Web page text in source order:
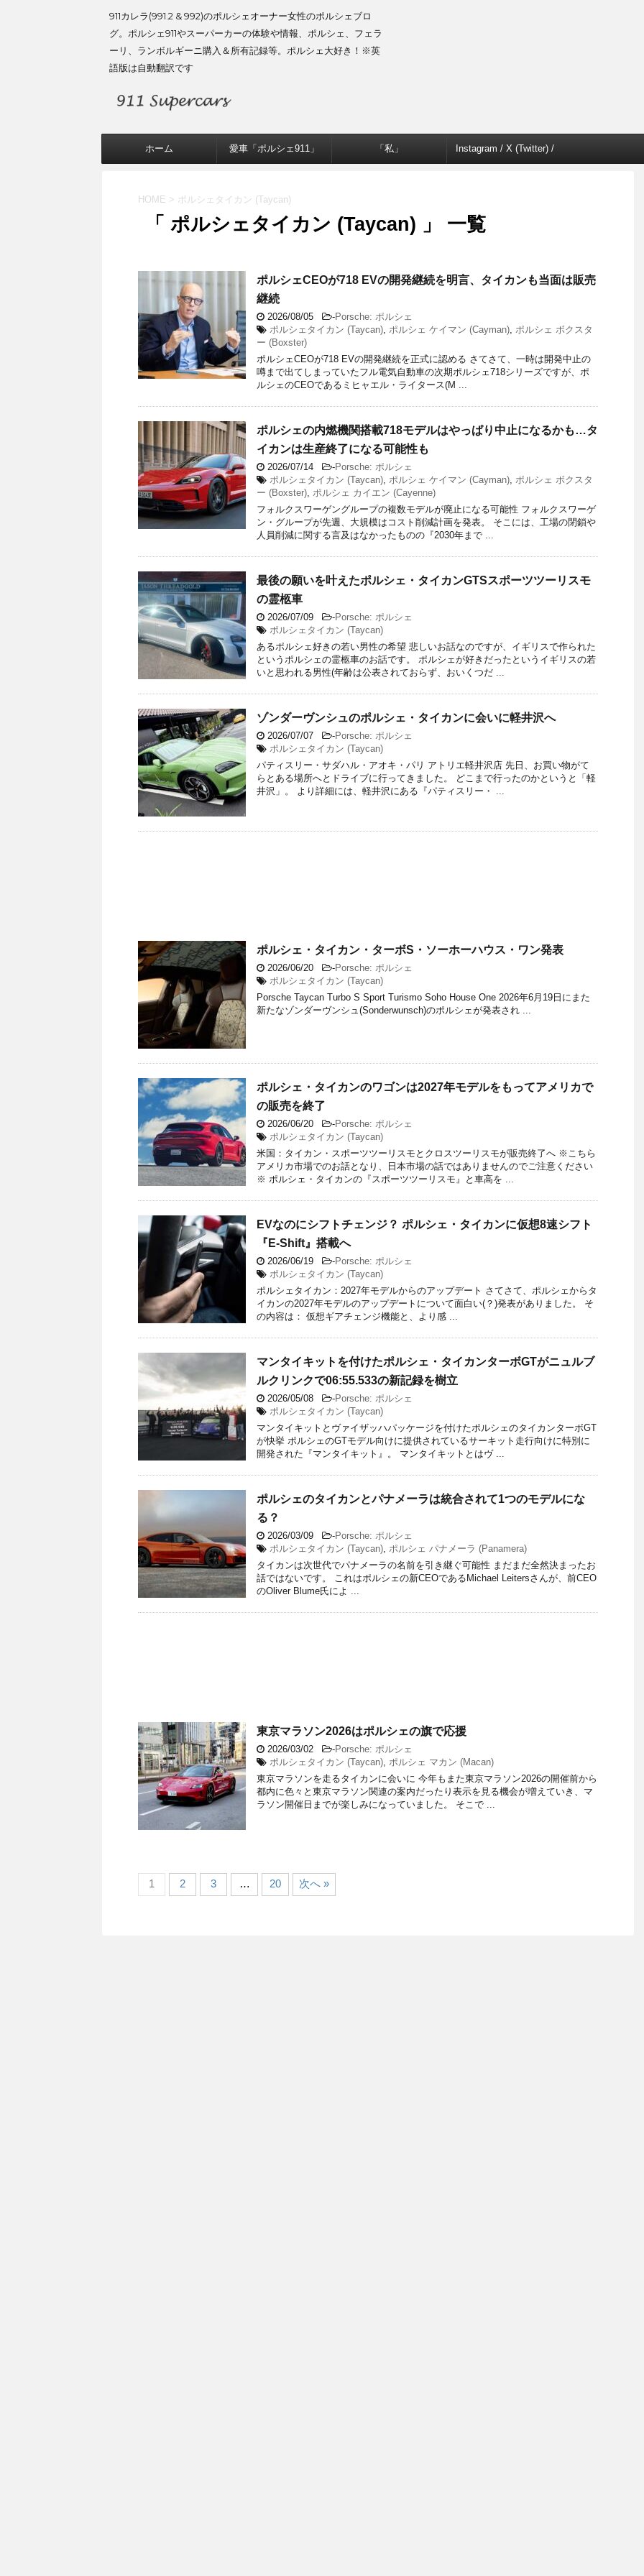
911カレラ(991.2 & 992)のポルシェオーナー女性のポルシェブロ
グ。ポルシェ911やスーパーカーの体験や情報、ポルシェ、フェラ
ーリ、ランボルギーニ購入＆所有記録等。ポルシェ大好き！※英
語版は自動翻訳です
ホーム 愛車「ポルシェ911」 「私」 Instagram / X (Twitter) /
HOME > ポルシェタイカン (Taycan)
「 ポルシェタイカン (Taycan) 」 一覧
ポルシェCEOが718 EVの開発継続を明言、タイカンも当面は販売
継続
2026/08/05 -Porsche: ポルシェ
ポルシェタイカン (Taycan), ポルシェ ケイマン (Cayman), ポルシェ ボクスタ
ー (Boxster)
ポルシェCEOが718 EVの開発継続を正式に認める さてさて、一時は開発中止の
噂まで出てしまっていたフル電気自動車の次期ポルシェ718シリーズですが、ポ
ルシェのCEOであるミヒャエル・ライタース(M ...
ポルシェの内燃機関搭載718モデルはやっぱり中止になるかも…タ
イカンは生産終了になる可能性も
2026/07/14 -Porsche: ポルシェ
ポルシェタイカン (Taycan), ポルシェ ケイマン (Cayman), ポルシェ ボクスタ
ー (Boxster), ポルシェ カイエン (Cayenne)
フォルクスワーゲングループの複数モデルが廃止になる可能性 フォルクスワーゲ
ン・グループが先週、大規模はコスト削減計画を発表。 そこには、工場の閉鎖や
人員削減に関する言及はなかったものの『2030年まで ...
最後の願いを叶えたポルシェ・タイカンGTSスポーツツーリスモ
の霊柩車
2026/07/09 -Porsche: ポルシェ
ポルシェタイカン (Taycan)
あるポルシェ好きの若い男性の希望 悲しいお話なのですが、イギリスで作られた
というポルシェの霊柩車のお話です。 ポルシェが好きだったというイギリスの若
いと思われる男性(年齢は公表されておらず、おいくつだ ...
ゾンダーヴンシュのポルシェ・タイカンに会いに軽井沢へ
2026/07/07 -Porsche: ポルシェ
ポルシェタイカン (Taycan)
パティスリー・サダハル・アオキ・パリ アトリエ軽井沢店 先日、お買い物がて
らとある場所へとドライブに行ってきました。 どこまで行ったのかというと「軽
井沢」。 より詳細には、軽井沢にある『パティスリー・ ...
ポルシェ・タイカン・ターボS・ソーホーハウス・ワン発表
2026/06/20 -Porsche: ポルシェ
ポルシェタイカン (Taycan)
Porsche Taycan Turbo S Sport Turismo Soho House One 2026年6月19日にまた
新たなゾンダーヴンシュ(Sonderwunsch)のポルシェが発表され ...
ポルシェ・タイカンのワゴンは2027年モデルをもってアメリカで
の販売を終了
2026/06/20 -Porsche: ポルシェ
ポルシェタイカン (Taycan)
米国：タイカン・スポーツツーリスモとクロスツーリスモが販売終了へ ※こちら
アメリカ市場でのお話となり、日本市場の話ではありませんのでご注意ください
※ ポルシェ・タイカンの『スポーツツーリスモ』と車高を ...
EVなのにシフトチェンジ？ ポルシェ・タイカンに仮想8速シフト
『E-Shift』搭載へ
2026/06/19 -Porsche: ポルシェ
ポルシェタイカン (Taycan)
ポルシェタイカン：2027年モデルからのアップデート さてさて、ポルシェからタ
イカンの2027年モデルのアップデートについて面白い(？)発表がありました。 そ
の内容は： 仮想ギアチェンジ機能と、より感 ...
マンタイキットを付けたポルシェ・タイカンターボGTがニュルブ
ルクリンクで06:55.533の新記録を樹立
2026/05/08 -Porsche: ポルシェ
ポルシェタイカン (Taycan)
マンタイキットとヴァイザッハパッケージを付けたポルシェのタイカンターボGT
が快挙 ポルシェのGTモデル向けに提供されているサーキット走行向けに特別に
開発された『マンタイキット』。 マンタイキットとはヴ ...
ポルシェのタイカンとパナメーラは統合されて1つのモデルにな
る？
2026/03/09 -Porsche: ポルシェ
ポルシェタイカン (Taycan), ポルシェ パナメーラ (Panamera)
タイカンは次世代でパナメーラの名前を引き継ぐ可能性 まだまだ全然決まったお
話ではないです。 これはポルシェの新CEOであるMichael Leitersさんが、前CEO
のOliver Blume氏によ ...
東京マラソン2026はポルシェの旗で応援
2026/03/02 -Porsche: ポルシェ
ポルシェタイカン (Taycan), ポルシェ マカン (Macan)
東京マラソンを走るタイカンに会いに 今年もまた東京マラソン2026の開催前から
都内に色々と東京マラソン関連の案内だったり表示を見る機会が増えていき、マ
ラソン開催日までが楽しみになっていました。 そこで ...
1 2 3 … 20 次へ »